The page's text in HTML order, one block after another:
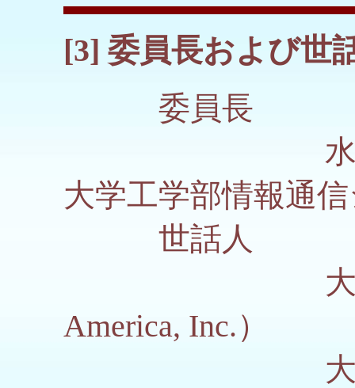
[3] 委員長および世
委員長
水津 光
大学工学部情報通
世話人
大竹 秀
America, Inc.）
大谷 知